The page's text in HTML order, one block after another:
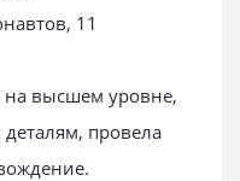
11
высшем уровне,
провела